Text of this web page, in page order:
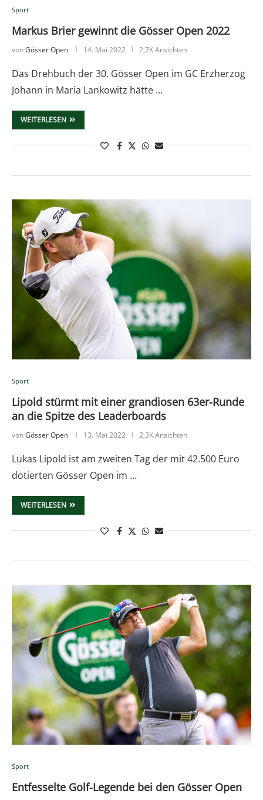
Sport
Markus Brier gewinnt die Gösser Open 2022
vonGösser Open 14. Mai 2022 2,7K Ansichten
Das Drehbuch der 30. Gösser Open im GC Erzherzog
Johann in Maria Lankowitz hätte …
WEITERLESEN
Sport
Lipold stürmt mit einer grandiosen 63er-Runde
an die Spitze des Leaderboards
vonGösser Open 13. Mai 2022 2,3K Ansichten
Lukas Lipold ist am zweiten Tag der mit 42.500 Euro
dotierten Gösser Open im …
WEITERLESEN
Sport
Entfesselte Golf-Legende bei den Gösser Open